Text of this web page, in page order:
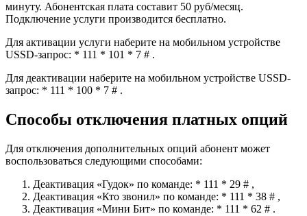
минуту. Абонентская плата составит 50 руб/месяц.
Подключение услуги производится бесплатно.
Для активации услуги наберите на мобильном устройстве
USSD-запрос: * 111 * 101 * 7 # .
Для деактивации наберите на мобильном устройстве USSD-
запрос: * 111 * 100 * 7 # .
Способы отключения платных опций
Для отключения дополнительных опций абонент может
воспользоваться следующими способами:
Деактивация «Гудок» по команде: * 111 * 29 # ,
Деактивация «Кто звонил» по команде: * 111 * 38 # ,
Деактивация «Мини Бит» по команде: * 111 * 62 # .